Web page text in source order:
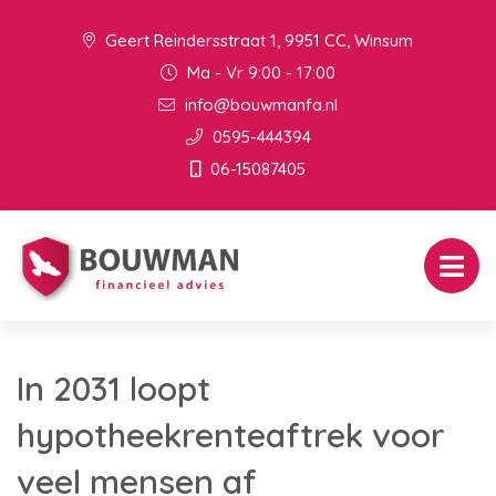
Geert Reindersstraat 1, 9951 CC, Winsum
Ma - Vr 9:00 - 17:00
info@bouwmanfa.nl
0595-444394
06-15087405
In 2031 loopt
hypotheekrenteaftrek voor
veel mensen af